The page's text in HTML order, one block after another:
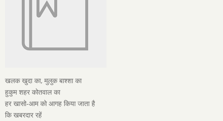
खलक खुदा का, मुलुक बाश्शा का
हुकुम शहर कोतवाल का
हर खासो-आम को आगह किया जाता है
कि खबरदार रहें